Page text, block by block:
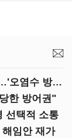
(나토 정상회의 결산)경제도 편향적…'오염수 방류'만 용인
한 방어권"
선택적 소통
임안 재가